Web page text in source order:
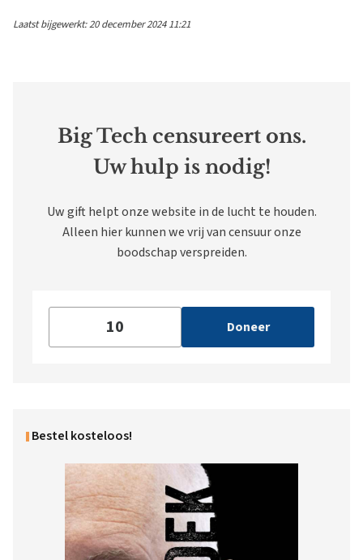
Laatst bijgewerkt: 20 december 2024 11:21
Big Tech censureert ons.
Uw hulp is nodig!
Uw gift helpt onze website in de lucht te houden.
Alleen hier kunnen we vrij van censuur onze
boodschap verspreiden.
Doneer
Bestel kosteloos!